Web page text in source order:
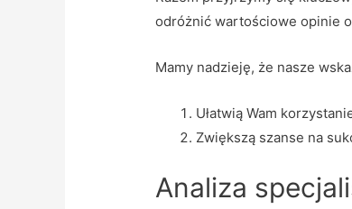
odróżnić wartościowe opinie
Mamy nadzieję, że nasze
Ułatwią Wam
Zwiększą szanse na
Analiza